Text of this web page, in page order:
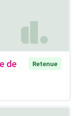
de
Retenue